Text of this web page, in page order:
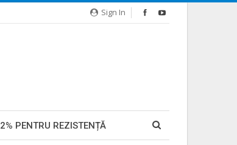
Sign In
2% PENTRU REZISTENȚĂ